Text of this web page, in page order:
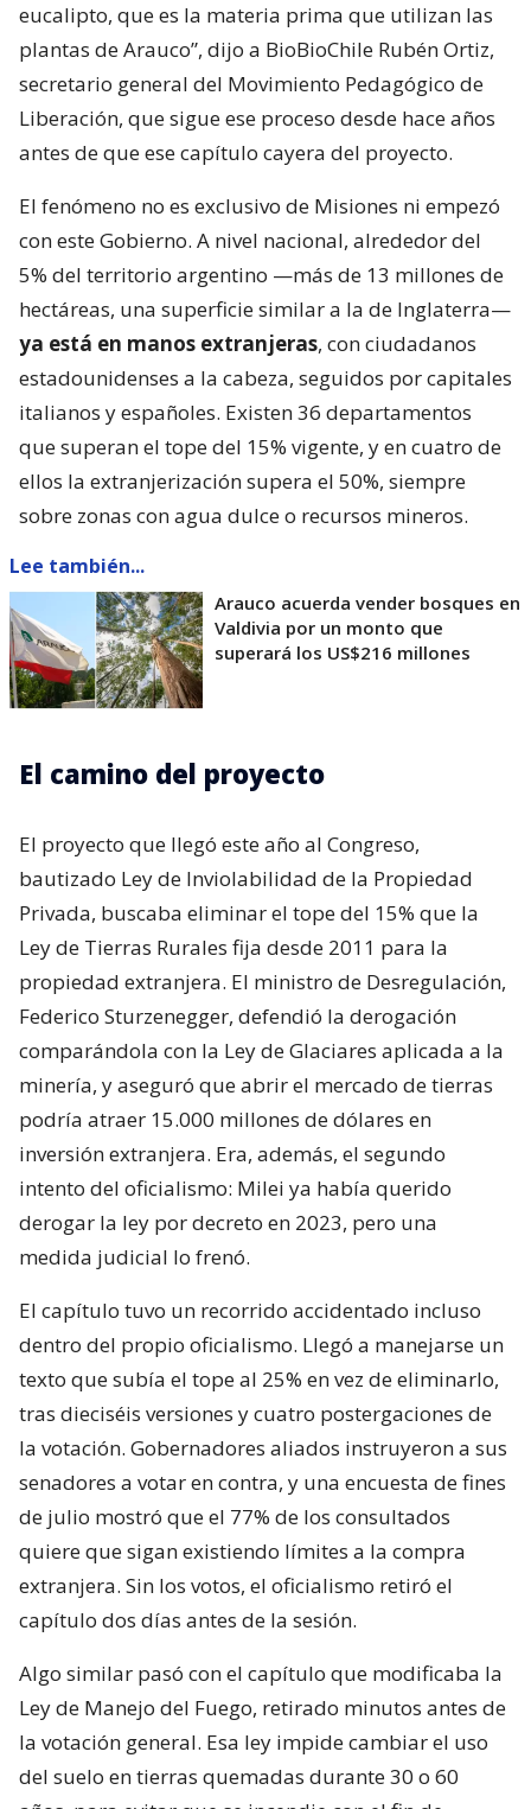
eucalipto, que es la materia prima que utilizan las
plantas de Arauco”, dijo a BioBioChile Rubén Ortiz,
secretario general del Movimiento Pedagógico de
Liberación, que sigue ese proceso desde hace años
antes de que ese capítulo cayera del proyecto.
El fenómeno no es exclusivo de Misiones ni empezó
con este Gobierno. A nivel nacional, alrededor del
5% del territorio argentino —más de 13 millones de
hectáreas, una superficie similar a la de Inglaterra—
ya está en manos extranjeras, con ciudadanos
estadounidenses a la cabeza, seguidos por capitales
italianos y españoles. Existen 36 departamentos
que superan el tope del 15% vigente, y en cuatro de
ellos la extranjerización supera el 50%, siempre
sobre zonas con agua dulce o recursos mineros.
Lee también...
Arauco acuerda vender bosques en
Valdivia por un monto que
superará los US$216 millones
El camino del proyecto
El proyecto que llegó este año al Congreso,
bautizado Ley de Inviolabilidad de la Propiedad
Privada, buscaba eliminar el tope del 15% que la
Ley de Tierras Rurales fija desde 2011 para la
propiedad extranjera. El ministro de Desregulación,
Federico Sturzenegger, defendió la derogación
comparándola con la Ley de Glaciares aplicada a la
minería, y aseguró que abrir el mercado de tierras
podría atraer 15.000 millones de dólares en
inversión extranjera. Era, además, el segundo
intento del oficialismo: Milei ya había querido
derogar la ley por decreto en 2023, pero una
medida judicial lo frenó.
El capítulo tuvo un recorrido accidentado incluso
dentro del propio oficialismo. Llegó a manejarse un
texto que subía el tope al 25% en vez de eliminarlo,
tras dieciséis versiones y cuatro postergaciones de
la votación. Gobernadores aliados instruyeron a sus
senadores a votar en contra, y una encuesta de fines
de julio mostró que el 77% de los consultados
quiere que sigan existiendo límites a la compra
extranjera. Sin los votos, el oficialismo retiró el
capítulo dos días antes de la sesión.
Algo similar pasó con el capítulo que modificaba la
Ley de Manejo del Fuego, retirado minutos antes de
la votación general. Esa ley impide cambiar el uso
del suelo en tierras quemadas durante 30 o 60